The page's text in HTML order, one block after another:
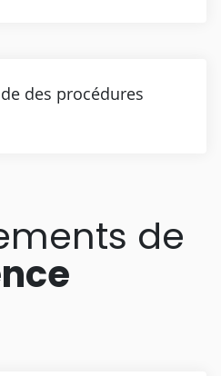
des procédures
de